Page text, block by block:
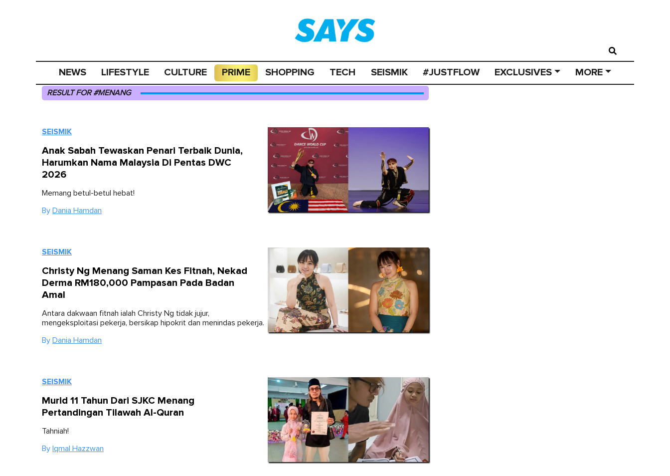
NEWS LIFESTYLE CULTURE PRIME SHOPPING TECH SEISMIK #JUSTFLOW EXCLUSIVES MORE
RESULT FOR #MENANG
SEISMIK
Anak Sabah Tewaskan Penari Terbaik Dunia,
Harumkan Nama Malaysia Di Pentas DWC
2026
Memang betul-betul hebat!
By Dania Hamdan
SEISMIK
Christy Ng Menang Saman Kes Fitnah, Nekad
Derma RM180,000 Pampasan Pada Badan
Amal
Antara dakwaan fitnah ialah Christy Ng tidak jujur,
mengeksploitasi pekerja, bersikap hipokrit dan menindas pekerja.
By Dania Hamdan
SEISMIK
Murid 11 Tahun Dari SJKC Menang
Pertandingan Tilawah Al-Quran
Tahniah!
By Iqmal Hazzwan